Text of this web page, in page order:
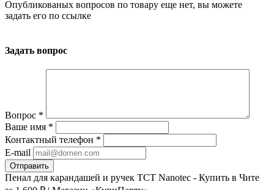
Опубликованых вопросов по товару еще нет, вы можете
задать его по ссылке
Задать вопрос
Вопрос *
Ваше имя *
Контактный телефон *
E-mail
Пенал для карандашей и ручек TCT Nanotec - Купить в Чите